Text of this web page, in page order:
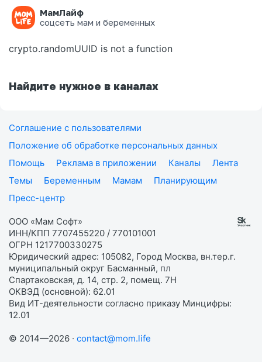
МамЛайф
соцсеть мам и беременных
Ошибка на странице
crypto.randomUUID is not a function
Найдите нужное в каналах
Соглашение с пользователями
Положение об обработке персональных данных
Помощь
Реклама в приложении Каналы
Лента
Темы
Беременным Мамам
Планирующим
Пресс-центр
ООО «Мам Софт»
ИНН/КПП 7707455220 / 770101001
ОГРН 1217700330275
Юридический адрес: 105082, Город Москва, вн.тер.г.
муниципальный округ Басманный, пл
Спартаковская, д. 14, стр. 2, помещ. 7Н
ОКВЭД (основной): 62.01
Вид ИТ-деятельности согласно приказу Минцифры:
12.01
© 2014—2026 · contact@mom.life